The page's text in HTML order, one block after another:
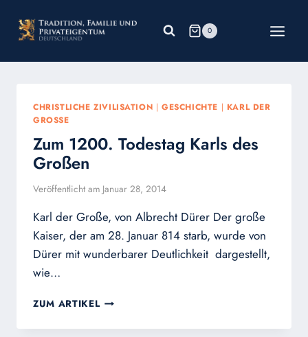
Inhalt
springen
0
CHRISTLICHE ZIVILISATION |GESCHICHTE | KARL DER
GROSSE
Zum 1200. Todestag Karls des
Großen
Veröffentlicht am Januar 28, 2014
Karl der Große, von Albrecht Dürer Der große
Kaiser, der am 28. Januar 814 starb, wurde von
Dürer mit wunderbarer Deutlichkeit dargestellt,
wie…
ZUM ARTIKEL ZUM
TODESTAG